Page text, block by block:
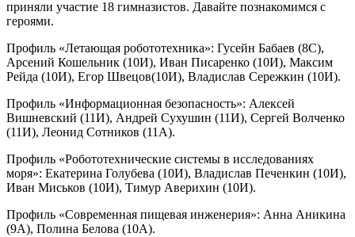
приняли участие 18 гимназистов. Давайте познакомимся с
героями.
Профиль «Летающая робототехника»: Гусейн Бабаев (8С),
Арсений Кошельник (10И), Иван Писаренко (10И), Максим
Рейда (10И), Егор Швецов(10И), Владислав Сережкин (10И).
Профиль «Информационная безопасность»: Алексей
Вишневский (11И), Андрей Сухушин (11И), Сергей Волченко
(11И), Леонид Сотников (11А).
Профиль «Робототехнические системы в исследованиях
моря»: Екатерина Голубева (10И), Владислав Печенкин (10И),
Иван Миськов (10И), Тимур Аверихин (10И).
Профиль «Современная пищевая инженерия»: Анна Аникина
(9А), Полина Белова (10А).